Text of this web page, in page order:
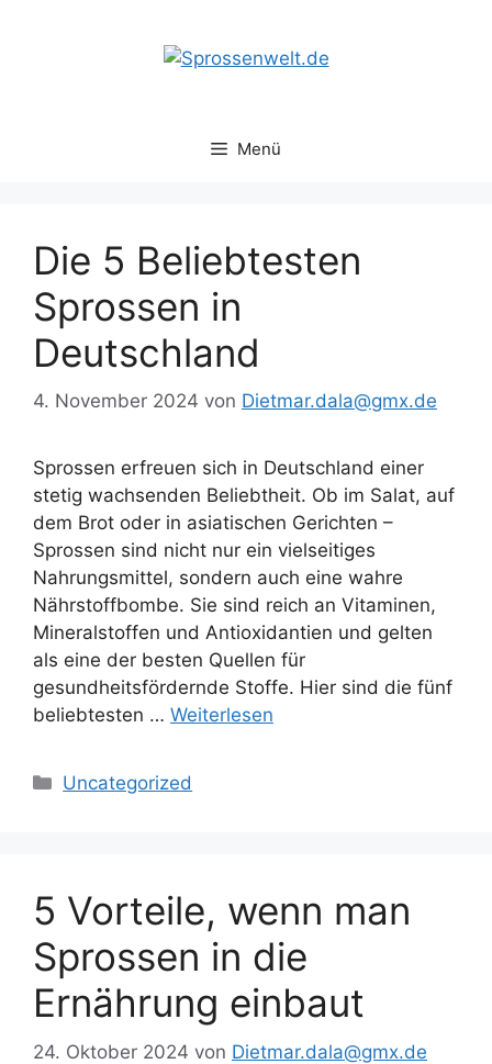
Menü
Die 5 Beliebtesten
Sprossen in
Deutschland
4. November 2024 von Dietmar.dala@gmx.de
Sprossen erfreuen sich in Deutschland einer
stetig wachsenden Beliebtheit. Ob im Salat, auf
dem Brot oder in asiatischen Gerichten –
Sprossen sind nicht nur ein vielseitiges
Nahrungsmittel, sondern auch eine wahre
Nährstoffbombe. Sie sind reich an Vitaminen,
Mineralstoffen und Antioxidantien und gelten
als eine der besten Quellen für
gesundheitsfördernde Stoffe. Hier sind die fünf
beliebtesten … Weiterlesen
Kategorien
Uncategorized
5 Vorteile, wenn man
Sprossen in die
Ernährung einbaut
24. Oktober 2024 von Dietmar.dala@gmx.de